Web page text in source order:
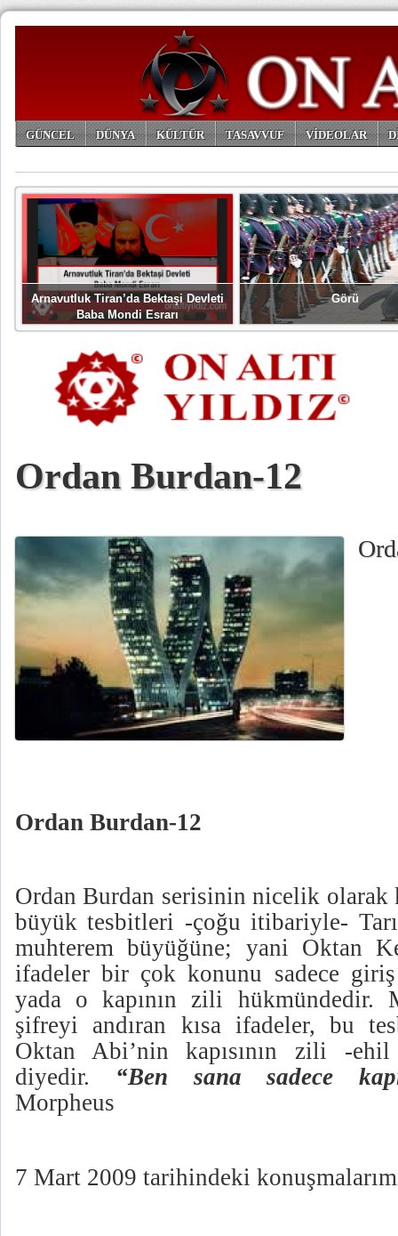
GÜNCEL DÜNYA KÜLTÜR TASAVVUF VİDEOLAR
Arnavutluk Tiran’da Bektaşi Devleti
Baba Mondi Esrarı
Görü
Ordan Burdan-12
Ordan Burdan-12
Ordan Burdan serisinin nicelik
büyük tesbitleri -çoğu itibariyle-
muhterem büyüğüne; yani Oktan
ifadeler bir çok konunu sadece giriş
yada o kapının zili hükmündedir.
şifreyi andıran kısa ifadeler, bu
Oktan Abi’nin kapısının zili -ehil
diyedir. “Ben sana sadece
Morpheus
7 Mart 2009 tarihindeki